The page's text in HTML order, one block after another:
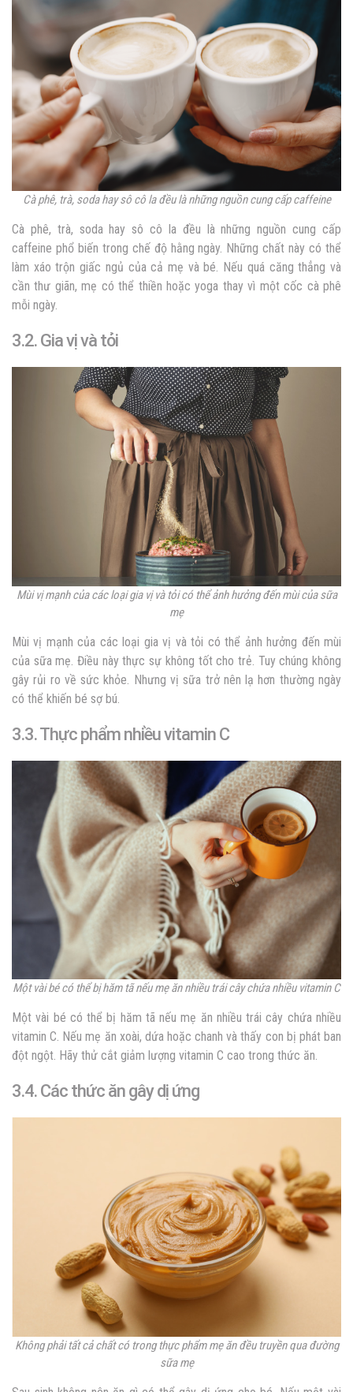
Cà phê, trà, soda hay sô cô la đều là những nguồn cung cấp caffeine
Cà phê, trà, soda hay sô cô la đều là những nguồn cung cấp
caffeine phổ biến trong chế độ hằng ngày. Những chất này có thể
làm xáo trộn giấc ngủ của cả mẹ và bé. Nếu quá căng thẳng và
cần thư giãn, mẹ có thể thiền hoặc yoga thay vì một cốc cà phê
mỗi ngày.
3.2. Gia vị và tỏi
Mùi vị mạnh của các loại gia vị và tỏi có thể ảnh hưởng đến mùi của sữa
mẹ
Mùi vị mạnh của các loại gia vị và tỏi có thể ảnh hưởng đến mùi
của sữa mẹ. Điều này thực sự không tốt cho trẻ. Tuy chúng không
gây rủi ro về sức khỏe. Nhưng vị sữa trở nên lạ hơn thường ngày
có thể khiến bé sợ bú.
3.3. Thực phẩm nhiều vitamin C
Một vài bé có thể bị hăm tã nếu mẹ ăn nhiều trái cây chứa nhiều vitamin C
Một vài bé có thể bị hăm tã nếu mẹ ăn nhiều trái cây chứa nhiều
vitamin C. Nếu mẹ ăn xoài, dứa hoặc chanh và thấy con bị phát ban
đột ngột. Hãy thử cắt giảm lượng vitamin C cao trong thức ăn.
3.4. Các thức ăn gây dị ứng
Không phải tất cả chất có trong thực phẩm mẹ ăn đều truyền qua đường
sữa mẹ